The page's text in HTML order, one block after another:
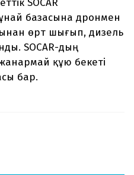
SOCAR
базасына дронмен
өрт шығып, дизель
SOCAR-дың
құю бекеті
бар.